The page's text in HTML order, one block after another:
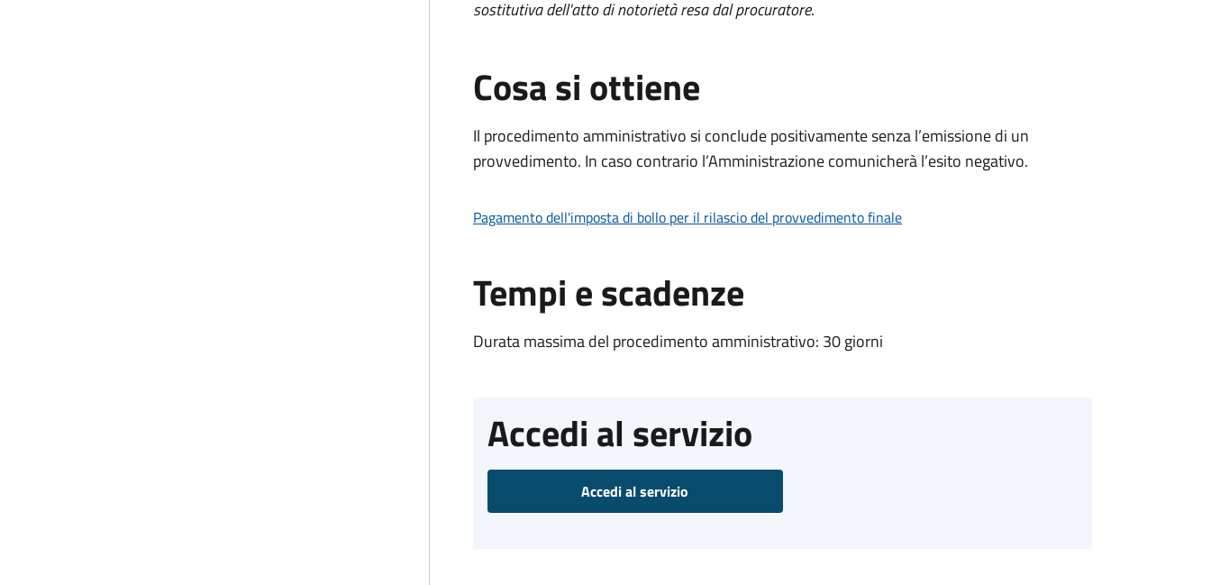
sostitutiva dell'atto di notorietà resa dal procuratore.
Cosa si ottiene
Il procedimento amministrativo si conclude positivamente senza l’emissione di un
provvedimento. In caso contrario l’Amministrazione comunicherà l’esito negativo.
Pagamento dell'imposta di bollo per il rilascio del provvedimento finale
Tempi e scadenze
Durata massima del procedimento amministrativo: 30 giorni
Accedi al servizio
Accedi al servizio